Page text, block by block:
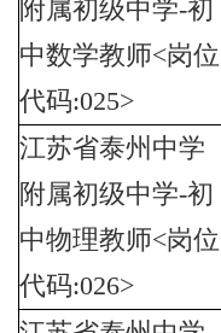
附属初级中学-初
中数学教师<岗位
代码:025>
江苏省泰州中学
附属初级中学-初
中物理教师<岗位
代码:026>